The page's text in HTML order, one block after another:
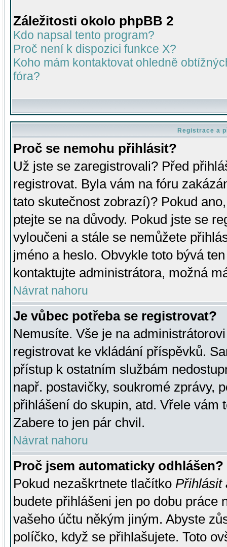
Záležitosti okolo phpBB 2
Kdo napsal tento program?
Proč není k dispozici funkce X?
Koho mám kontaktovat ohledně
fóra?
Registrace a
Proč se nemohu přihlásit?
Už jste se zaregistrovali? Před
registrovat. Byla vám na fóru
tato skutečnost zobrazí)? Pokud
ptejte se na důvody. Pokud jste se
vyloučeni a stále se nemůžete
jméno a heslo. Obvykle toto bývá
kontaktujte administrátora, možná
Návrat nahoru
Je vůbec potřeba se registrovat?
Nemusíte. Vše je na
registrovat ke vkládání příspěvků.
přístup k ostatním službám
např. postavičky, soukromé zprávy,
přihlášení do skupin, atd. Vřele vám
Zabere to jen pár chvil.
Návrat nahoru
Proč jsem automaticky odhlášen?
Pokud nezaškrtnete tlačítko Přihlásit
budete přihlášeni jen po dobu práce
vašeho účtu někým jiným. Abyste
políčko, když se přihlašujete. Toto